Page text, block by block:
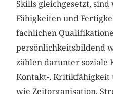
Skills gleichgesetzt,
Fähigkeiten und
fachlichen
persönlichkeitsbildend
zählen darunter soziale
Kontakt-, Kritikfähigkeit
wie Zeitorganisation,